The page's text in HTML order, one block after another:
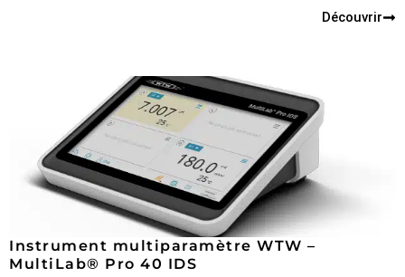
Découvrir
Instrument multiparamètre WTW –
MultiLab® Pro 40 IDS